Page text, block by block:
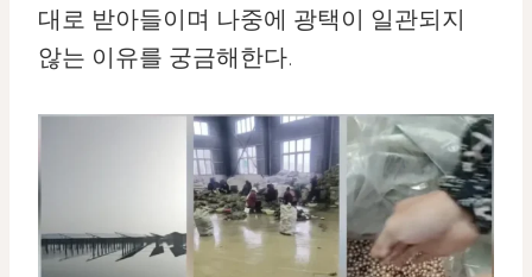
대로 받아들이며 나중에 광택이 일관되지
않는 이유를 궁금해한다.